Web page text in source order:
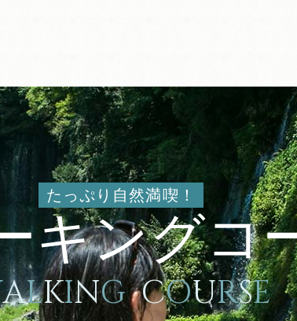
たっぷり自然満喫！
キングコ
ALKINGCOURSE